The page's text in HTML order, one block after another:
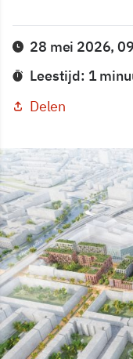
28 mei 2026,
Leestijd: 1
Delen